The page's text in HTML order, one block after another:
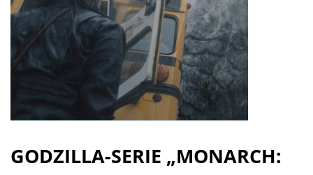
GODZILLA-SERIE „MONARCH: